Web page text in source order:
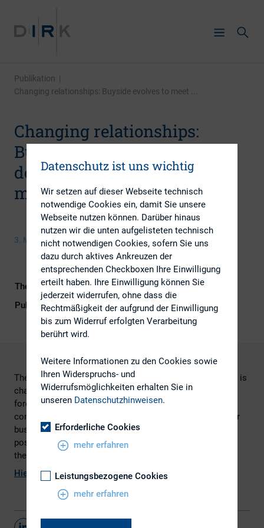
Publikation |
Changing relationships: Buyside evolves to meet ...
Changing relationships:
Buyside evolves to meet the
demands of fragmenting
market
3. Mai 2016
Themengebiet
Investoren
Publikationsform
Externe Publikationen
The relationship between the sell-side and its client base is
changing. Selective retrenchment by some banks has
forced clients to adapt to the increased operational
complexity. But the end result is greater control over their
business and a transformation that will ultimately be
positive for
the industry.
Hier
finden Sie den vollständigen Artikel.
Datenschutz ist uns wichtig
Wir setzen auf dieser Webseite technisch
notwendige Cookies ein, damit Sie unsere
Webseite nutzen können. Darüber hinaus
nutzen wir die unten aufgelisteten technisch
nicht notwendigen Cookies, sofern Sie uns
dazu durch aktives Ankreuzen der
entsprechenden Checkboxen Ihre Einwilligung
erteilt haben. Ihre Einwilligung können Sie
jederzeit widerrufen, ohne dass die
Rechtmäßigkeit der aufgrund der Einwilligung
bis zum Widerruf erfolgten Verarbeitung
berührt wird.
Weitere Informationen zu den Cookies sowie
Ihren Widerspruchs- und
Widerrufsmöglichkeiten erhalten Sie in
unseren Datenschutzhinweisen.
Erforderliche Cookies
mehr erfahren
Leistungsbezogene Cookies
mehr erfahren